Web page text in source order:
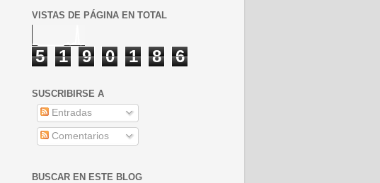
VISTAS DE PÁGINA EN TOTAL
5 1 9 0 1 8 6
SUSCRIBIRSE A
Entradas
Comentarios
BUSCAR EN ESTE BLOG